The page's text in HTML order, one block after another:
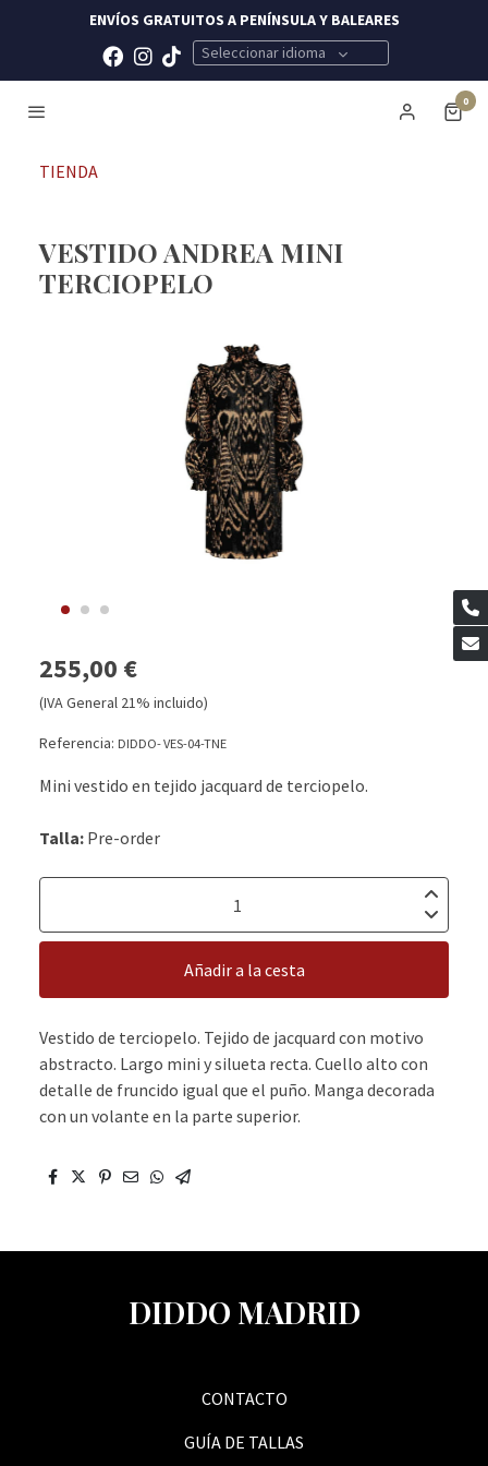
ENVÍOS GRATUITOS A PENÍNSULA Y BALEARES
Seleccionar idioma
0
TIENDA
VESTIDO ANDREA MINI
TERCIOPELO
255,00 €
(IVA General 21% incluido)
Referencia: DIDDO- VES-04-TNE
Mini vestido en tejido jacquard de terciopelo.
Talla: Pre-order
Añadir a la cesta
Vestido de terciopelo. Tejido de jacquard con motivo
abstracto. Largo mini y silueta recta. Cuello alto con
detalle de fruncido igual que el puño. Manga decorada
con un volante en la parte superior.
DIDDO MADRID
CONTACTO
GUÍA DE TALLAS